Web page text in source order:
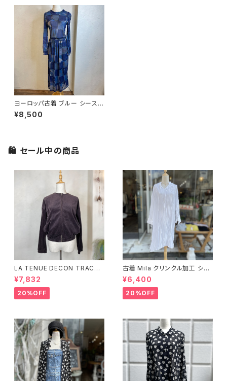
ヨーロッパ古着 ブルー シースル
ー 長袖 ワンピース
¥8,500
🛍 セール中の商品
LA TENUE DECON TRACTE
E ブラウンジャケット
¥7,832
20%OFF
古着 Mila クリンクル加工 シャ
ツワンピース
¥6,400
20%OFF